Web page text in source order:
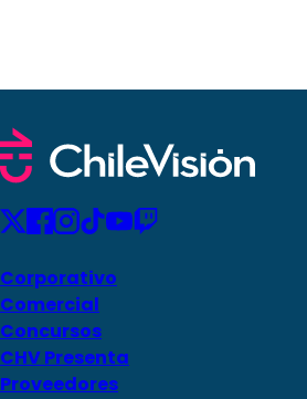
Corporativo
Comercial
Concursos
CHV Presenta
Proveedores